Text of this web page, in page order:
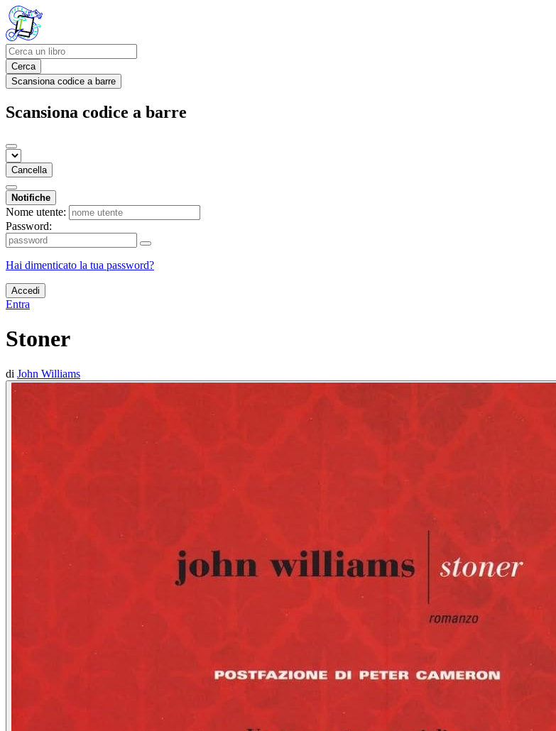
Cerca
Scansiona codice a barre
Scansiona codice a barre
Cancella
Notifiche
Nome utente:
Password:
Hai dimenticato la tua password?
Accedi
Entra
Stoner
di John Williams